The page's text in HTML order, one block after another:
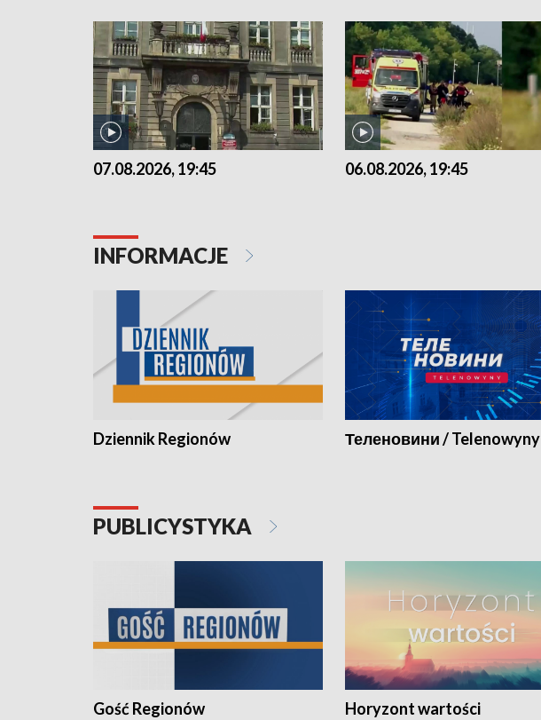
07.08.2026, 19:45 06.08.2026, 19:45
INFORMACJE
Dziennik Regionów Теленовини / Telenowyny
PUBLICYSTYKA
Gość Regionów Horyzont wartości